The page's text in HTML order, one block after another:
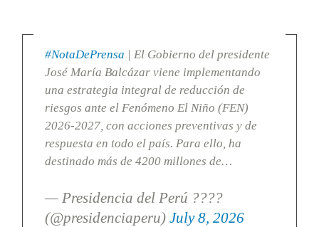
#NotaDePrensa | El Gobierno del presidente
José María Balcázar viene implementando
una estrategia integral de reducción de
riesgos ante el Fenómeno El Niño (FEN)
2026-2027, con acciones preventivas y de
respuesta en todo el país. Para ello, ha
destinado más de 4200 millones de…
— Presidencia del Perú ????
(@presidenciaperu) July 8, 2026